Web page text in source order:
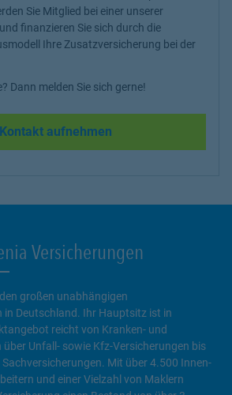
Sie Mitglied bei einer unserer
finanzieren Sie sich durch die
Ihre Zusatzversicherung bei der
Dann melden Sie sich gerne!
Kontakt aufnehmen
Versicherungen
großen unabhängigen
in Deutschland. Ihr Hauptsitz ist in
reicht von Kranken- und
Unfall- sowie Kfz-Versicherungen bis
Mit über 4.500 Innen-
und einer Vielzahl von Maklern